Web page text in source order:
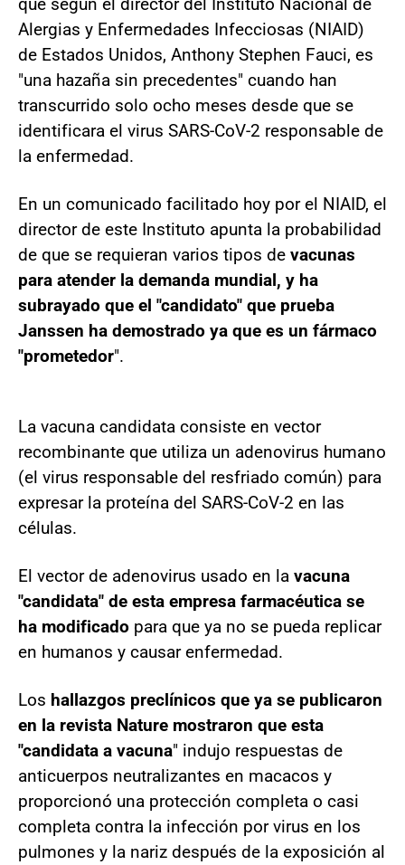
Alergias y Enfermedades Infecciosas (NIAID)
de Estados Unidos, Anthony Stephen Fauci, es
"una hazaña sin precedentes" cuando han
transcurrido solo ocho meses desde que se
identificara el virus SARS-CoV-2 responsable de
la enfermedad.
En un comunicado facilitado hoy por el NIAID, el
director de este Instituto apunta la probabilidad
de que se requieran varios tipos de vacunas
para atender la demanda mundial, y ha
subrayado que el "candidato" que prueba
Janssen ha demostrado ya que es un fármaco
"prometedor".
La vacuna candidata consiste en vector
recombinante que utiliza un adenovirus humano
(el virus responsable del resfriado común) para
expresar la proteína del SARS-CoV-2 en las
células.
El vector de adenovirus usado en la vacuna
"candidata" de esta empresa farmacéutica se
ha modificado para que ya no se pueda replicar
en humanos y causar enfermedad.
Los hallazgos preclínicos que ya se publicaron
en la revista Nature mostraron que esta
"candidata a vacuna" indujo respuestas de
anticuerpos neutralizantes en macacos y
proporcionó una protección completa o casi
completa contra la infección por virus en los
pulmones y la nariz después de la exposición al